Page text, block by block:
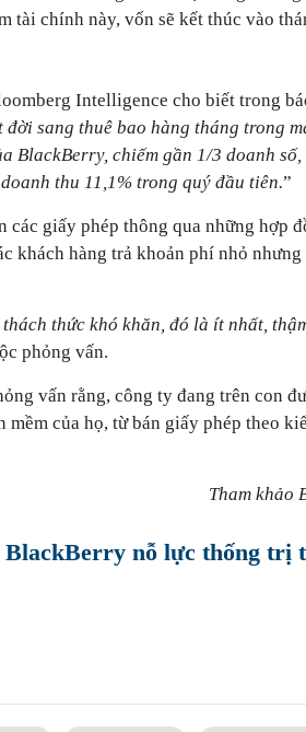
tài chính này, vốn sẽ kết thúc vào
Intelligence cho biết trong
đời sang thuê bao hàng tháng trong
BlackBerry, chiếm gần 1/3 doanh
thu 11,1% trong quý đầu tiên.”
giấy phép thông qua những hợp
khách hàng trả khoản phí nhỏ nhưng
thức khó khăn, đó là ít nhất,
phỏng vấn.
vấn rằng, công ty đang trên con
của họ, từ bán giấy phép theo
Tham khảo
BlackBerry nỗ lực thống trị